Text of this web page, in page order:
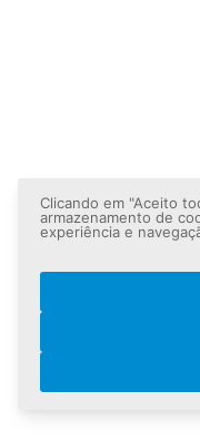
Clicando em "Aceito
armazenamento de
experiência e